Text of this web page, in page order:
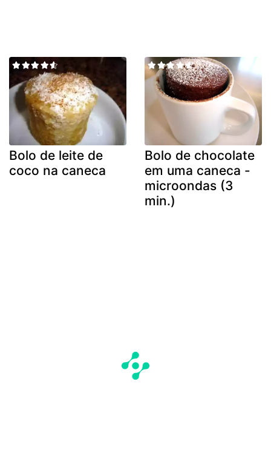
Bolo de leite de
coco na caneca
Bolo de chocolate
em uma caneca -
microondas (3
min.)